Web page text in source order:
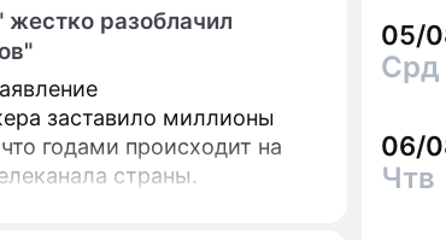
РЕЛИЗЫ
О ПРОЕКТЕ
разоблачил
заставило миллионы
годами происходит на
страны.
05/
Срд
06/
Чтв